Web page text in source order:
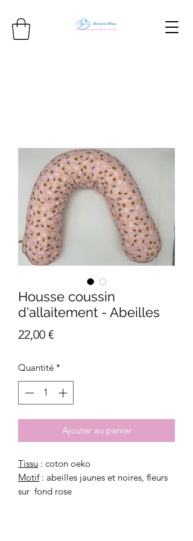
Housse coussin
d'allaitement - Abeilles
22,00 €Prix
Quantité *
Ajouter au panier
Tissu : coton oeko
Motif: abeilles jaunes et noires, fleurs
sur fond rose